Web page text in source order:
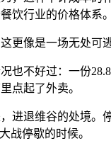
饮行业的价格体系
更像是一场无处可逃
也不好过：一份
点起了外卖。
进退维谷的处境。
战停歇的时候。